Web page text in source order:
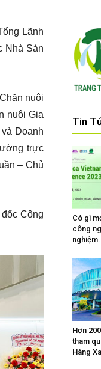
Lãnh
Nhà Sản
nuôi
nuôi Gia
Doanh
trực
– Chủ
Công
Tin
Có gì
công
Hơn
tham
Hàng